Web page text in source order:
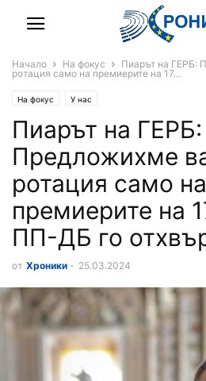
Начало На фокус
Пиарът на ГЕРБ:
ротация само на премиерите на 17...
На фокус У нас
Пиарът на ГЕРБ:
Предложихме
ротация само на
премиерите на
ПП-ДБ го
от Хроники - 25.03.2024